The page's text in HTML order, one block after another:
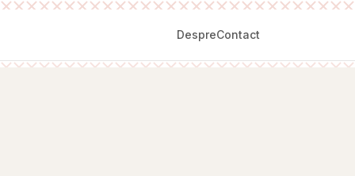
DespreContact